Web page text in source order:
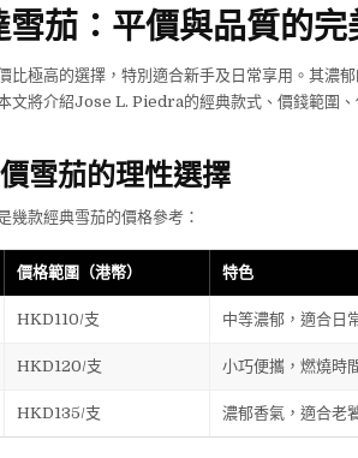
茄：平價與品質的完
比極高的選擇，特別適合新手及日常享用。其濃
文將介紹Jose L. Piedra的經典款式、價錢範圍
雪茄的理性選擇
款經典雪茄的價格參考：
價格範圍（港幣） 特色
HKD110/支 中等濃郁，適合日
HKD120/支 小巧便攜，燃燒時
HKD135/支 濃郁香氣，適合老